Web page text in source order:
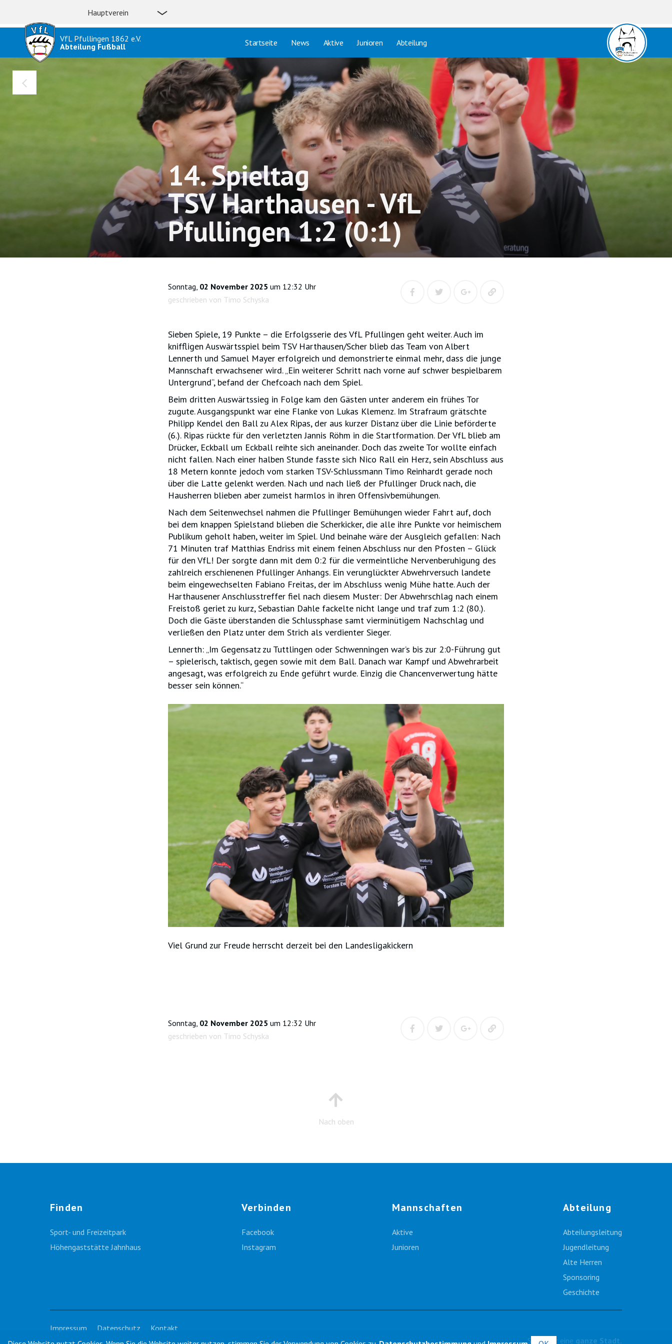
VfL Pfullingen 1862 e.V.
Abteilung Fußball
Hauptverein
Startseite News Aktive Junioren Abteilung
14. Spieltag
TSV Harthausen - VfL
Pfullingen 1:2 (0:1)
Sonntag, 02 November 2025 um 12:32 Uhr
geschrieben von Timo Schyska
Sieben Spiele, 19 Punkte – die Erfolgsserie des VfL Pfullingen geht weiter. Auch im
kniffligen Auswärtsspiel beim TSV Harthausen/Scher blieb das Team von Albert
Lennerth und Samuel Mayer erfolgreich und demonstrierte einmal mehr, dass die junge
Mannschaft erwachsener wird. „Ein weiterer Schritt nach vorne auf schwer bespielbarem
Untergrund“, befand der Chefcoach nach dem Spiel.
Beim dritten Auswärtssieg in Folge kam den Gästen unter anderem ein frühes Tor
zugute. Ausgangspunkt war eine Flanke von Lukas Klemenz. Im Strafraum grätschte
Philipp Kendel den Ball zu Alex Ripas, der aus kurzer Distanz über die Linie beförderte
(6.). Ripas rückte für den verletzten Jannis Röhm in die Startformation. Der VfL blieb am
Drücker, Eckball um Eckball reihte sich aneinander. Doch das zweite Tor wollte einfach
nicht fallen. Nach einer halben Stunde fasste sich Nico Rall ein Herz, sein Abschluss aus
18 Metern konnte jedoch vom starken TSV-Schlussmann Timo Reinhardt gerade noch
über die Latte gelenkt werden. Nach und nach ließ der Pfullinger Druck nach, die
Hausherren blieben aber zumeist harmlos in ihren Offensivbemühungen.
Nach dem Seitenwechsel nahmen die Pfullinger Bemühungen wieder Fahrt auf, doch
bei dem knappen Spielstand blieben die Scherkicker, die alle ihre Punkte vor heimischem
Publikum geholt haben, weiter im Spiel. Und beinahe wäre der Ausgleich gefallen: Nach
71 Minuten traf Matthias Endriss mit einem feinen Abschluss nur den Pfosten – Glück
für den VfL! Der sorgte dann mit dem 0:2 für die vermeintliche Nervenberuhigung des
zahlreich erschienenen Pfullinger Anhangs. Ein verunglückter Abwehrversuch landete
beim eingewechselten Fabiano Freitas, der im Abschluss wenig Mühe hatte. Auch der
Harthausener Anschlusstreffer fiel nach diesem Muster: Der Abwehrschlag nach einem
Freistoß geriet zu kurz, Sebastian Dahle fackelte nicht lange und traf zum 1:2 (80.).
Doch die Gäste überstanden die Schlussphase samt vierminütigem Nachschlag und
verließen den Platz unter dem Strich als verdienter Sieger.
Lennerth: „Im Gegensatz zu Tuttlingen oder Schwenningen war’s bis zur 2:0-Führung gut
– spielerisch, taktisch, gegen sowie mit dem Ball. Danach war Kampf und Abwehrarbeit
angesagt, was erfolgreich zu Ende geführt wurde. Einzig die Chancenverwertung hätte
besser sein können.“
Viel Grund zur Freude herrscht derzeit bei den Landesligakickern
Sonntag, 02 November 2025 um 12:32 Uhr
geschrieben von Timo Schyska
Nach oben
Finden
Sport- und Freizeitpark
Höhengaststätte Jahnhaus
Verbinden
Facebook
Instagram
Mannschaften
Aktive
Junioren
Abteilung
Abteilungsleitung
Jugendleitung
Alte Herren
Sponsoring
Geschichte
Impressum Datenschutz
Kontakt
Sport für eine ganze Stadt.